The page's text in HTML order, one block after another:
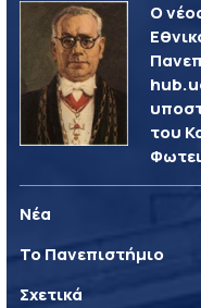
Ο
του
Νέα
Το Πανεπιστήμιο
Σχετικά